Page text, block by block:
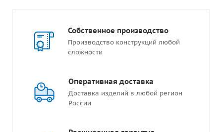
Собственное производство
Производство конструкций любой
сложности
Оперативная доставка
Доставка изделий в любой регион
России